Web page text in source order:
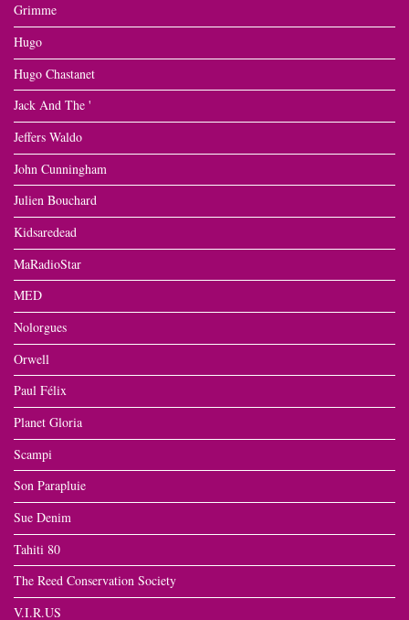
Grimme
Hugo
Hugo Chastanet
Jack And The '
Jeffers Waldo
John Cunningham
Julien Bouchard
Kidsaredead
MaRadioStar
MED
Nolorgues
Orwell
Paul Félix
Planet Gloria
Scampi
Son Parapluie
Sue Denim
Tahiti 80
The Reed Conservation Society
V.I.R.US